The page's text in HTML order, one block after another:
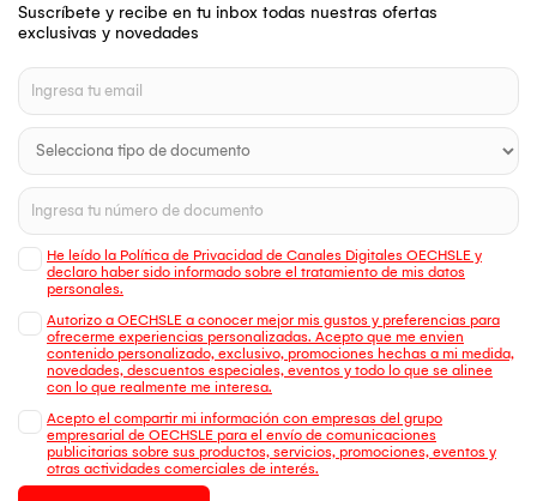
Suscríbete y recibe en tu inbox todas nuestras ofertas
exclusivas y novedades
He leído la Política de Privacidad de Canales Digitales OECHSLE y
declaro haber sido informado sobre el tratamiento de mis datos
personales.
Autorizo a OECHSLE a conocer mejor mis gustos y preferencias para
ofrecerme experiencias personalizadas. Acepto que me envien
contenido personalizado, exclusivo, promociones hechas a mi medida,
novedades, descuentos especiales, eventos y todo lo que se alinee
con lo que realmente me interesa.
Acepto el compartir mi información con empresas del grupo
empresarial de OECHSLE para el envío de comunicaciones
publicitarias sobre sus productos, servicios, promociones, eventos y
otras actividades comerciales de interés.